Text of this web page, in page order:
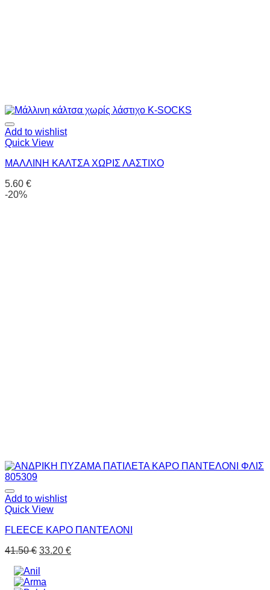
Add to wishlist
Quick View
ΜΑΛΛΙΝΗ ΚΑΛΤΣΑ ΧΩΡΙΣ ΛΑΣΤΙΧΟ
5.60 €
-20%
Add to wishlist
Quick View
FLEECE ΚΑΡΟ ΠΑΝΤΕΛΟΝΙ
41.50€ 33.20 €